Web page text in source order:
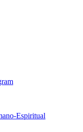
Espiritual